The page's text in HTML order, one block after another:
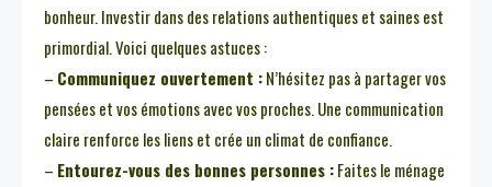
bonheur. Investir dans des relations authentiques et saines est
primordial. Voici quelques astuces :
– Communiquez ouvertement :N’hésitez pas à partager vos
pensées et vos émotions avec vos proches. Une communication
claire renforce les liens et crée un climat de confiance.
– Entourez-vous des bonnes personnes :Faites le ménage